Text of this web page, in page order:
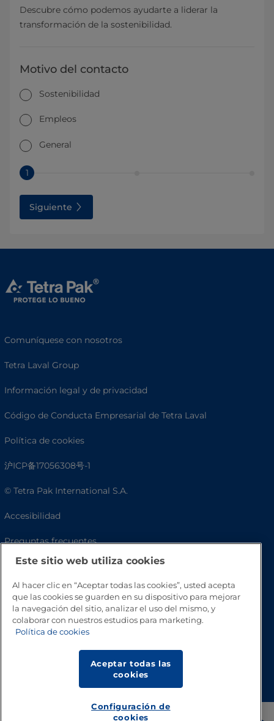
Descubre cómo podemos ayudarte a liderar la
transformación de la sostenibilidad.
Motivo del contacto
Sostenibilidad
Empleos
General
1
Siguiente
Comuníquese con nosotros
Tetra Laval Group
Información legal y de privacidad
Código de Conducta Empresarial de Tetra Laval
Política de cookies
沪ICP备17056308号-1
© Tetra Pak International S.A.
Accesibilidad
Preguntas frecuentes
Este sitio web utiliza cookies
Al hacer clic en “Aceptar todas las cookies”, usted acepta
que las cookies se guarden en su dispositivo para mejorar
la navegación del sitio, analizar el uso del mismo, y
colaborar con nuestros estudios para marketing.
Política de cookies
Aceptar todas las
cookies
Configuración de
cookies